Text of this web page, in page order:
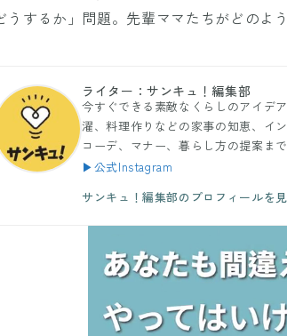
うするか」問題。先輩ママたちがどのよ
ライター：サンキュ！編集部
今すぐできる素敵なくらしのアイデ
濯、料理作りなどの家事の知恵、イ
コーデ、マナー、暮らし方の提案ま
▶公式Instagram
サンキュ！編集部のプロフィールを